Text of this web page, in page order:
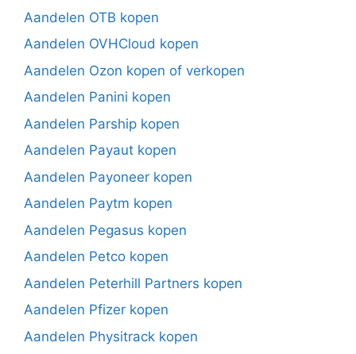
Aandelen OTB kopen
Aandelen OVHCloud kopen
Aandelen Ozon kopen of verkopen
Aandelen Panini kopen
Aandelen Parship kopen
Aandelen Payaut kopen
Aandelen Payoneer kopen
Aandelen Paytm kopen
Aandelen Pegasus kopen
Aandelen Petco kopen
Aandelen Peterhill Partners kopen
Aandelen Pfizer kopen
Aandelen Physitrack kopen